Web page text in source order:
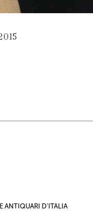
ANTIQUARI D’ITALIA